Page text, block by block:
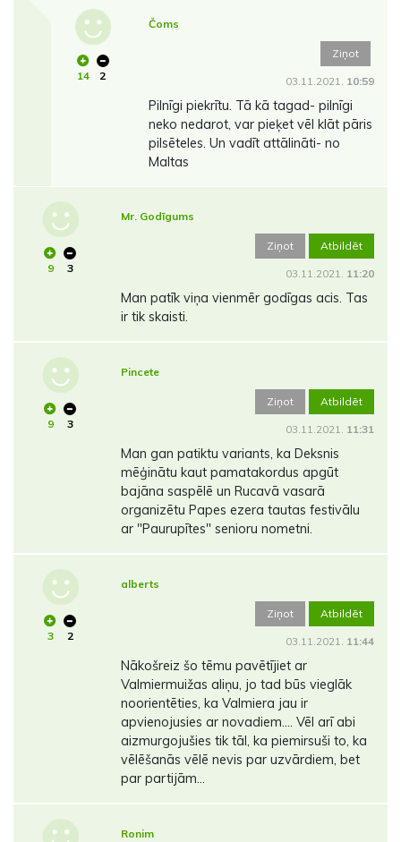
14 2
Čoms
Ziņot
03.11.2021. 10:59
Pilnīgi piekrītu. Tā kā tagad- pilnīgi
neko nedarot, var pieķet vēl klāt pāris
pilsēteles. Un vadīt attālināti- no
Maltas
9 3
Mr. Godīgums
Ziņot Atbildēt
03.11.2021. 11:20
Man patīk viņa vienmēr godīgas acis. Tas
ir tik skaisti.
9 3
Pincete
Ziņot Atbildēt
03.11.2021. 11:31
Man gan patiktu variants, ka Deksnis
mēģinātu kaut pamatakordus apgūt
bajāna saspēlē un Rucavā vasarā
organizētu Papes ezera tautas festivālu
ar "Paurupītes" senioru nometni.
3 2
alberts
Ziņot Atbildēt
03.11.2021. 11:44
Nākošreiz šo tēmu pavētījiet ar
Valmiermuižas aliņu, jo tad būs vieglāk
noorientēties, ka Valmiera jau ir
apvienojusies ar novadiem.... Vēl arī abi
aizmurgojušies tik tāl, ka piemirsuši to, ka
vēlēšanās vēlē nevis par uzvārdiem, bet
par partijām...
Ronim